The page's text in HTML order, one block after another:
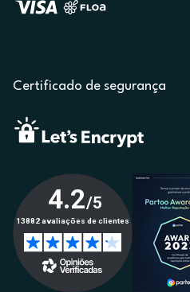
Certificado de segurança